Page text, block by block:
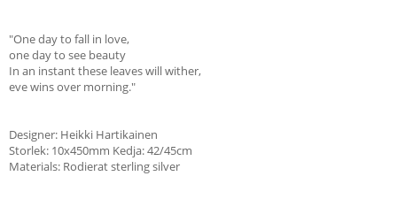
"One day to fall in love,
one day to see beauty
In an instant these leaves will wither,
eve wins over morning."
Designer: Heikki Hartikainen
Storlek: 10x450mm Kedja: 42/45cm
Materials: Rodierat sterling silver